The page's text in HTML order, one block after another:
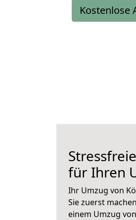
Kostenlose
für Ihren
Ihr Umzug von
Sie zuerst
einem Umzug